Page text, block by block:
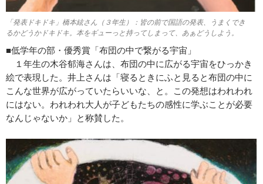
「発表ドキドキ」橋本絃さん（３年生）：皆の前で国語の発表、うまくでき
るかどうかドキドキ。本をギューっと持ってしまって、あぁどうしよう。
■低学年の部・優秀賞「布団の中で繋がる宇宙」
１年生の木谷郁海さんは、布団の中に広がる宇宙をひっかき
絵で表現した。井上さんは「寝るときにふと見ると布団の中に
こんな世界が広がっていたらいいな、と。この発想はわれわれ
にはない。われわれ大人が子どもたちの感性に学ぶことが必要
なんじゃないか」と称賛した。